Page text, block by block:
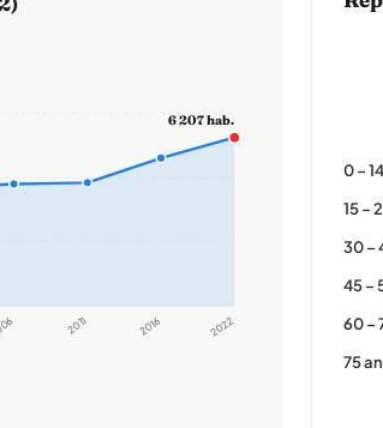
2011 2016 2022
6 207 hab.
0 –
15 –
30 –
45 –
60 –
75